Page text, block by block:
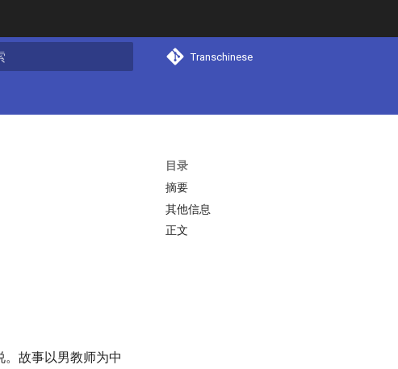
Transchinese
目录
摘要
其他信息
正文
。故事以男教师为中